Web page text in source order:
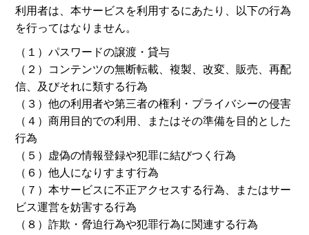
利用者は、本サービスを利用するにあたり、以下の行為
を行ってはなりません。
（１）パスワードの譲渡・貸与
（２）コンテンツの無断転載、複製、改変、販売、再配
信、及びそれに類する行為
（３）他の利用者や第三者の権利・プライバシーの侵害
（４）商用目的での利用、またはその準備を目的とした
行為
（５）虚偽の情報登録や犯罪に結びつく行為
（６）他人になりすます行為
（７）本サービスに不正アクセスする行為、またはサー
ビス運営を妨害する行為
（８）詐欺・脅迫行為や犯罪行為に関連する行為